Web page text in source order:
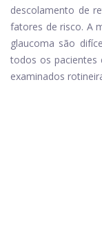
descolamento de
fatores de risco. A
glaucoma são
todos os pacientes
examinados